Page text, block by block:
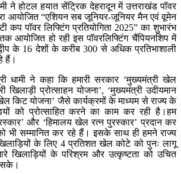
ने होटल हयात सेंट्रिक देहरादून में उत्तराखंड पॉवर
आयोजित “एशियन सब जूनियर-जूनियर मैन एवं वूमेन
कप पॉवर लिफ्टिंग प्रतियोगिता 2025” का शुभारंभ
आयोजित हो रही इस पॉवरलिफ्टिंग चैंपियनशिप में
के 16 देशों के करीब 300 से अधिक प्रतिभाशाली
हैं।
धामी ने कहा कि हमारी सरकार ‘मुख्यमंत्री खेल
खिलाड़ी प्रोत्साहन योजना’, ‘मुख्यमंत्री उदीयमान
किट योजना’ जैसे कार्यक्रमों के माध्यम से राज्य के
को प्रोत्साहित करने का काम कर रही है।हम
और ‘हिमालय खेल रत्न पुरस्कार’ प्रदान कर
भी सम्मानित कर रहे हैं। इसके साथ ही हमने राज्य
के लिए 4 प्रतिशत खेल कोटे को पुनः लागू
खिलाड़ियों के परिश्रम और उत्कृष्टता को उचित
सके।